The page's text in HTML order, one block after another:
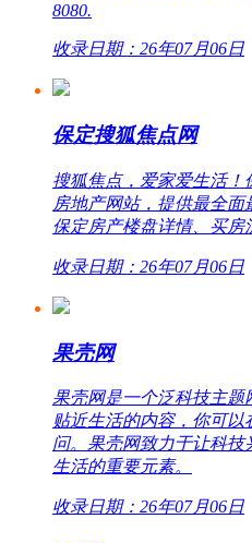
8080.
收录日期：26年07月06日
保定搜狐焦点网
搜狐焦点，爱家爱生活
房地产网站，提供最全面
保定房产楼盘详情、买
收录日期：26年07月06日
果壳网
果壳网是一个泛科技主题
贴近生活的内容，你可
问。果壳网致力于让科
生活的重要元素。
收录日期：26年07月06日